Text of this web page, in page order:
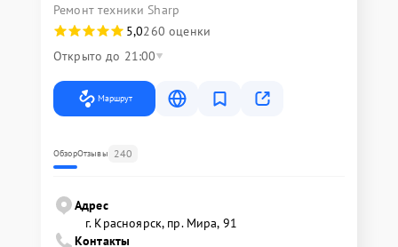
Ремонт техники Sharp
5,0260 оценки
Открыто до 21:00
Маршрут
ОбзорОтзывы 240
Адрес
г. Красноярск, ​пр. Мира, 91
Контакты